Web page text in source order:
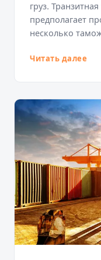
груз.
предполагает
несколько
Читать далее